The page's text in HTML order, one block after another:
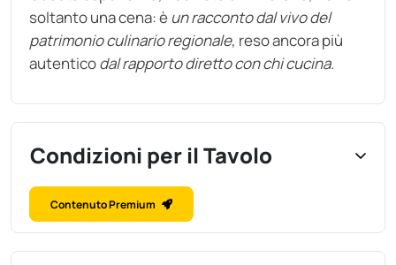
soltanto una cena: è un racconto dal vivo del
patrimonio culinario regionale, reso ancora più
autenticodal rapporto diretto con chi cucina.
Condizioni per il Tavolo
Contenuto Premium